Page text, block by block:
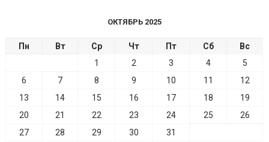
ОКТЯБРЬ 2025
Пн Вт Ср Чт Пт Сб
Вс
1
2 3 4
5
6
7 8 9 10 11
12
13
14 15 16 17 18
19
20
21 22 23 24 25
26
27
28 29 30
31